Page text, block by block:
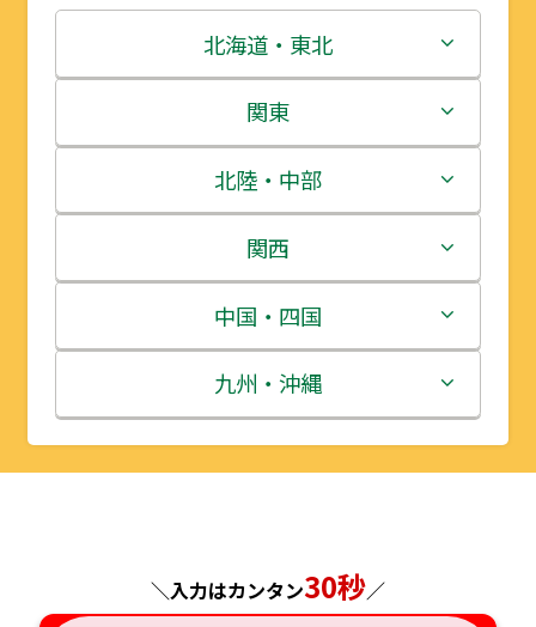
北海道・東北
北海道
青森県
岩手県
宮城県
秋田県
山形県
関東
茨城県
栃木県
群馬県
埼玉県
千葉県
神奈川県
北陸・中部
新潟県
富山県
石川県
福井県
長野県
関西
三重県
滋賀県
京都府
兵庫県
中国・四国
鳥取県
島根県
広島県
九州・沖縄
福岡県
長崎県
＼入力はカンタン30秒／